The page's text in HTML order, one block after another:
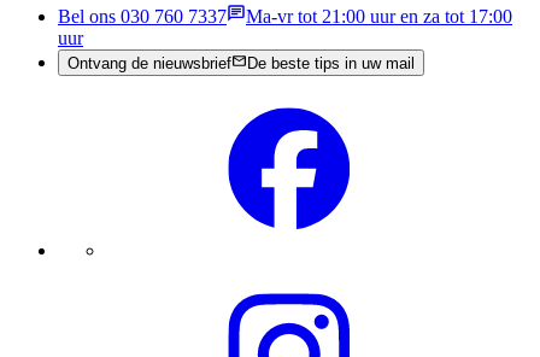
Bel ons 030 760 7337
Ma-vr tot 21:00 uur en za tot 17:00
uur
Ontvang de nieuwsbrief De beste tips in uw mail